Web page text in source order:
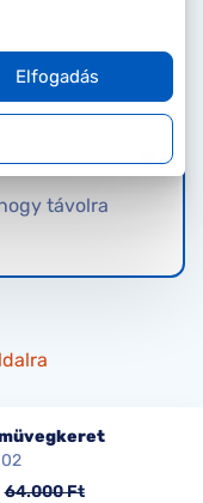
ajánlat
cm-es
távolra
64.000 Ft
Elfogadás